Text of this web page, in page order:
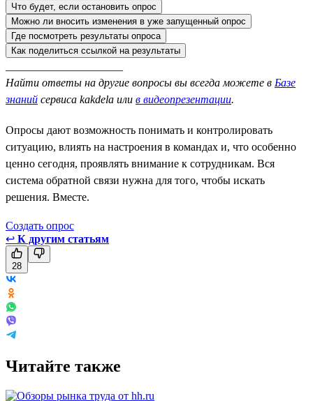
Что будет, если остановить опрос
Можно ли вносить изменения в уже запущенный опрос
Где посмотреть результаты опроса
Как поделиться ссылкой на результаты
Найти ответы на другие вопросы вы всегда можете в Базе
знаний сервиса kakdela или в видеопрезентации.
Опросы дают возможность понимать и контролировать
ситуацию, влиять на настроения в командах и, что особенно
ценно сегодня, проявлять внимание к сотрудникам. Вся
система обратной связи нужна для того, чтобы искать
решения. Вместе.
Создать опрос
↩ К другим статьям
28
Читайте также